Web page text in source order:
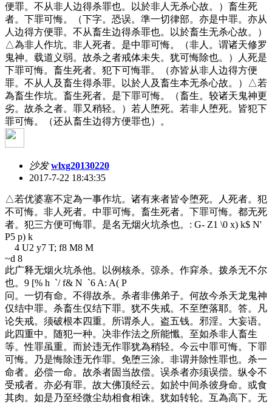
便罪。不从非人边得杀罪也。以於非人无杀心故。）畜生死
者。下罪可悔。（下字。恐误。準一切律部。亦是中罪。亦从
人边得方便罪。不从畜生边得杀罪也。以於畜生无杀心故。）
△為非人作坑。非人死者。是中罪可悔。（非人。谓诸天修罗
鬼神。载道义弱。故杀之者戒体未失。犹可悔除也。）人死是
下罪可悔。畜生死者。犯下可悔罪。（亦皆从非人边得方便
罪。不从人及畜生得杀罪。以於人及畜生本无杀心故。）△若
為畜生作坑。畜生死者。是下罪可悔。（畜生。较诸天鬼神更
劣。故杀之者。罪又稍轻。）若人堕死。若非人堕死。皆犯下
罪可悔。（还从畜生边得方便罪也）。
沙发 wlxg20130220
2017-7-22 18:43:35
△若优婆塞不定為一事作坑。诸有来者皆令堕死。人死者。犯
不可悔。非人死者。中罪可悔。畜生死者。下罪可悔。都无死
者。犯三方便可悔罪。是名无烟火坑杀也。 : G- Z1 \0 x) k$ N'
P5 p) k
4 U2 y7 T; f8 M8 M
~d 8
此广释无烟火坑杀他。以例核杀。弶杀。作穽杀。拨杀无不尔
也。 9 [% h `/ f& N `6 A: A( P
问。一切有命。不得故杀。杀者非佛弟子。何故今杀天龙鬼神
仅结中罪。杀畜生仅结下罪。犹不失戒。不至堕落耶。答。凡
论失戒。须破根本四重。所谓杀人。盗五钱。邪淫。大妄语。
此四重中。随犯一种。决非作法之所能懺。至如杀非人畜生
等。性罪虽重。而於违无作罪犹為稍轻。今云中罪可悔。下罪
可悔。乃是悔除违无作罪。免堕三涂。非谓并除性罪也。杀一
命者。必偿一命。故杀者固当故偿。误杀者亦须误偿。纵令不
受戒者。亦必有罪。故大佛顶经云。如於中间杀彼身命。或食
其肉。如是乃至经微尘劫相食相诛。犹如转轮。互為高下。无